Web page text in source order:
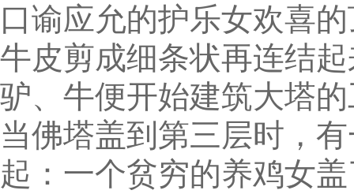
口谕应允的护乐女欢喜
牛皮剪成细条状再连结
驴、牛便开始建筑大塔
当佛塔盖到第三层时，
起：一个贫穷的养鸡女